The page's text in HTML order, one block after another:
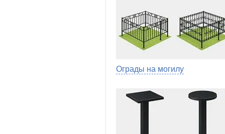
Ограды на могилу